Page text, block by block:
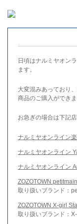
日頃はナルミヤオン
ます。
大変混みあっており
商品のご購入ができま
お急ぎの場合は下記
ナルミヤオンライン
ナルミヤオンライン
ナルミヤオンライン
ZOZOTOWN
取り扱いブランド：
ZOZOTOWN X-girl
取り扱いブランド：